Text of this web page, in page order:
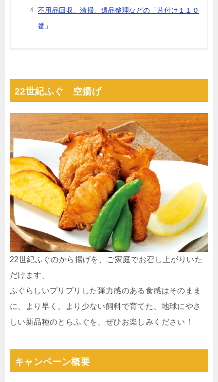
不⽤品回収、清掃、遺品整理などの「⽚付け１１０
番」
22世紀ふぐ 空揚げ
22世紀ふぐのから揚げを、ご家庭でお召し上がりいた
だけます。
ふぐらしいプリプリした弾力感のある食感はそのまま
に、より早く、より少ない飼料で育てた、地球にやさ
しい新品種のとらふぐを、ぜひお楽しみください！
キャンペーン概要